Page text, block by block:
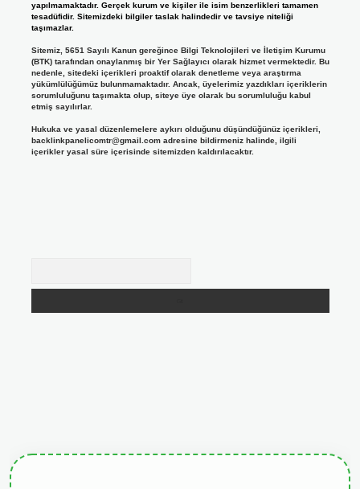
yapılmamaktadır. Gerçek kurum ve kişiler ile isim benzerlikleri tamamen
tesadüfidir. Sitemizdeki bilgiler taslak halindedir ve tavsiye niteliği
taşımazlar.
Sitemiz, 5651 Sayılı Kanun gereğince Bilgi Teknolojileri ve İletişim Kurumu
(BTK) tarafından onaylanmış bir Yer Sağlayıcı olarak hizmet vermektedir. Bu
nedenle, sitedeki içerikleri proaktif olarak denetleme veya araştırma
yükümlülüğümüz bulunmamaktadır. Ancak, üyelerimiz yazdıkları içeriklerin
sorumluluğunu taşımakta olup, siteye üye olarak bu sorumluluğu kabul
etmiş sayılırlar.
Hukuka ve yasal düzenlemelere aykırı olduğunu düşündüğünüz içerikleri,
backlinkpanelicomtr@gmail.comadresine bildirmeniz halinde, ilgili
içerikler yasal süre içerisinde sitemizden kaldırılacaktır.